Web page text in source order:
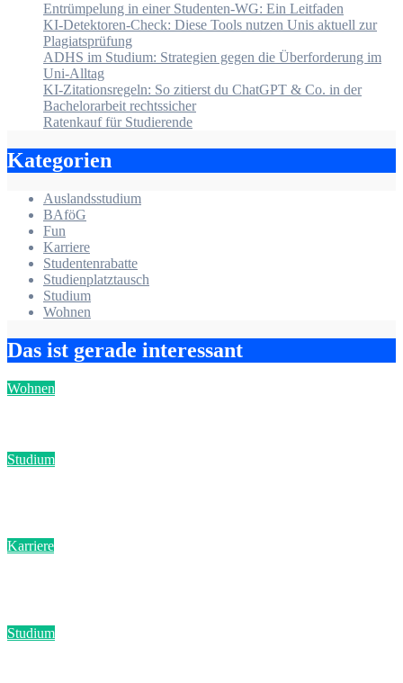
Entrümpelung in einer Studenten-WG: Ein Leitfaden
KI-Detektoren-Check: Diese Tools nutzen Unis aktuell zur
Plagiatsprüfung
ADHS im Studium: Strategien gegen die Überforderung im
Uni-Alltag
KI-Zitationsregeln: So zitierst du ChatGPT & Co. in der
Bachelorarbeit rechtssicher
Ratenkauf für Studierende
Kategorien
Auslandsstudium
BAföG
Fun
Karriere
Studentenrabatte
Studienplatztausch
Studium
Wohnen
Das ist gerade interessant
Wohnen
Studium
Karriere
Studium